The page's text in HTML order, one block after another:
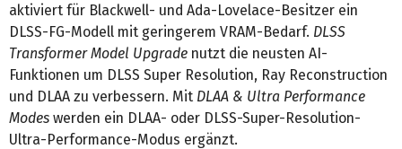
aktiviert für Blackwell- und Ada-Lovelace-Besitzer ein
DLSS-FG-Modell mit geringerem VRAM-Bedarf. DLSS
Transformer Model Upgrade nutzt die neusten AI-
Funktionen um DLSS Super Resolution, Ray Reconstruction
und DLAA zu verbessern. Mit DLAA & Ultra Performance
Modes werden ein DLAA- oder DLSS-Super-Resolution-
Ultra-Performance-Modus ergänzt.